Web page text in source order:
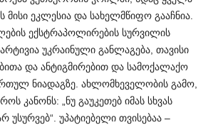
ეკლესია და სახელმწიფო გააჩნია.
ექსტრაპოლირების სურვილის
უკრაინული განლაგება, თავისი
და ანტიგმირებით და სამოქალაქო
ნიადაგზე. ახლომხეველობის გამო,
კანონს: „ნუ გაუკეთებ იმას სხვას
უსურვებ“. უპატიებელი თვისებაა –